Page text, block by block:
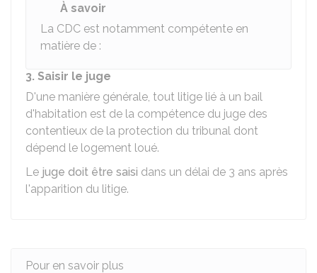
À savoir
La CDC est notamment compétente en
matière de :
3. Saisir le juge
D'une manière générale, tout litige lié à un bail
d'habitation est de la compétence du juge des
contentieux de la protection du tribunal dont
dépend le logement loué.
Le juge doit être saisi dans un délai de 3 ans après
l'apparition du litige.
Pour en savoir plus